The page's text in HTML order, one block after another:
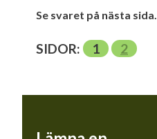
Se svaret på nästa sida.
SIDOR: 1 2